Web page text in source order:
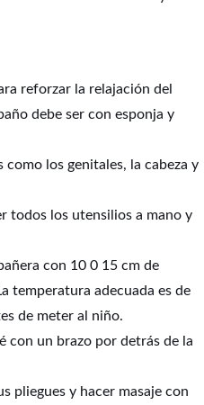
reforzar la relajación del
debe ser con esponja y
como los genitales, la cabeza y
todos los utensilios a mano y
con 10 0 15 cm de
temperatura adecuada es de
de meter al niño.
con un brazo por detrás de la
pliegues y hacer masaje con